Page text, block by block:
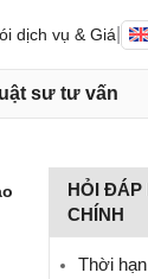
dịch vụ & Giá
sư tư vấn
HỎI ĐÁP
CHÍNH
Thời